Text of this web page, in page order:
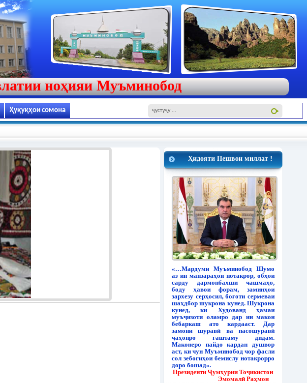
ноҳияи Муъминобод
Ҳуқуқҳои сомона
Ҳидояти Пешвои миллат !
«…Мардуми Муъминобод Шумо
аз ин манзараҳои нотакрор, обҳои
сарду дармонбахши чашмаҳо,
боду ҳавои форам, заминҳои
зархезу серҳосил, боғоти сермеваи
шаҳдбор шукрона кунед. Шукрона
кунед, ки Худованд ҳамаи
муъҷизоти оламро дар ин макон
бебаркаш ато кардааст. Дар
замони шуравӣ ва пасошуравӣ
ҷаҳонро гаштаму дидам.
Маконеро пайдо кардан душвор
аст, ки чун Муъминобод чор фасли
сол зебогиҳои бемислу нотакрорро
доро бошад».
Президенти Ҷумҳурии Тоҷикистон
Эмомалӣ Раҳмон